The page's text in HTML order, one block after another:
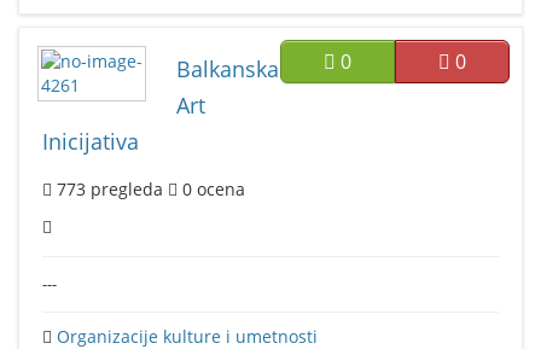
0 0
Balkanska
Art
Inicijativa
773 pregleda 0 ocena
---
Organizacije kulture i umetnosti